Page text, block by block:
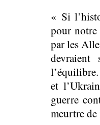
« Si
pour notre
par les
et
guerre
meurtre de